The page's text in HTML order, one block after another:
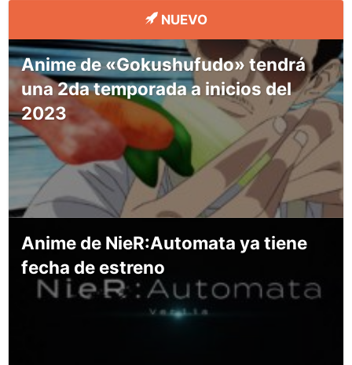
NUEVO
Anime de «Gokushufudo» tendrá
una 2da temporada a inicios del
2023
Anime de NieR:Automata ya tiene
fecha de estreno